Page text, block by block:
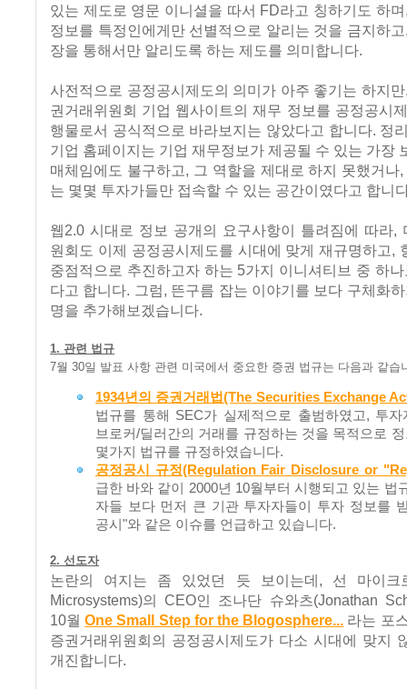
있는 제도로 영문 이니셜을 따서 FD라고 칭하기도 하
정보를 특정인에게만 선별적으로 알리는 것을 금지하
장을 통해서만 알리도록 하는 제도를 의미합니다.
사전적으로 공정공시제도의 의미가 아주 좋기는 하지
권거래위원회 기업 웹사이트의 재무 정보를 공정공시
행물로서 공식적으로 바라보지는 않았다고 합니다. 정
기업 홈페이지는 기업 재무정보가 제공될 수 있는 가장
매체임에도 불구하고, 그 역할을 제대로 하지 못했거나
는 몇몇 투자가들만 접속할 수 있는 공간이였다고 합니
웹2.0 시대로 정보 공개의 요구사항이 틀려짐에 따라,
원회도 이제 공정공시제도를 시대에 맞게 재규명하고,
중점적으로 추진하고자 하는 5가지 이니셔티브 중 하
다고 합니다. 그럼, 뜬구름 잡는 이야기를 보다 구체화
명을 추가해보겠습니다.
1. 관련 법규
7월 30일 발표 사항 관련 미국에서 중요한 증권 법규는 다음과 같습
1934년의 증권거래법(The Securities Exchange
법규를 통해 SEC가 실제적으로 출범하였고, 투자
브로커/딜러간의 거래를 규정하는 것을 목적으로
몇가지 법규를 규정하였습니다.
공정공시 규정(Regulation Fair Disclosure or
급한 바와 같이 2000년 10월부터 시행되고 있는 법
자들 보다 먼저 큰 기관 투자자들이 투자 정보를
공시"와 같은 이슈를 언급하고 있습니다.
2. 선도자
논란의 여지는 좀 있었던 듯 보이는데, 선 마이크
Microsystems)의 CEO인 조나단 슈와츠(Jonathan
10월One Small Step for the Blogosphere... 라는 포
증권거래위원회의 공정공시제도가 다소 시대에 맞지
개진합니다.